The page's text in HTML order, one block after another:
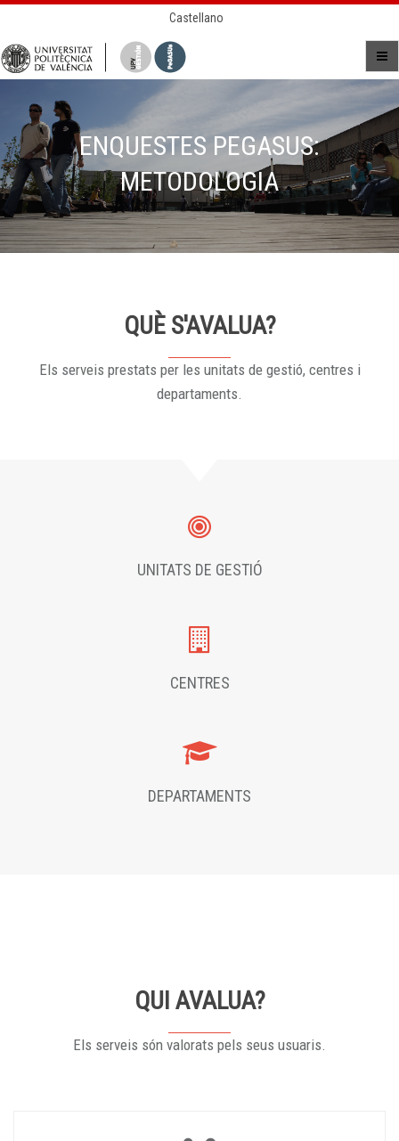
Castellano
ENQUESTES PEGASUS:
METODOLOGIA
QUÈ S'AVALUA?
Els serveis prestats per les unitats de gestió, centres i
departaments.
UNITATS DE GESTIÓ
CENTRES
DEPARTAMENTS
QUI AVALUA?
Els serveis són valorats pels seus usuaris.